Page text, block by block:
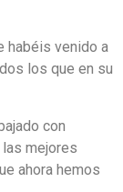
habéis venido a
los que en su
con
mejores
ahora hemos